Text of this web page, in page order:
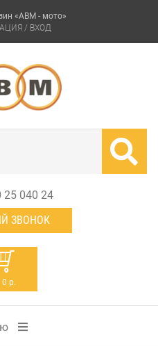
«АВМ - мото»
/ ВХОД
25 040 24
ЗВОНОК
р.